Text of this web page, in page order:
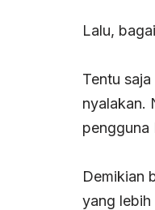
Lalu,
Tentu
nyalakan.
pengguna
Demikian
yang lebih